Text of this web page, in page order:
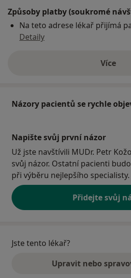
Způsoby platby (soukromé
Na teto adrese lékař přijímá
Detaily
Více
o
Názory pacientů se rychle
Napište svůj první názor
Už jste navštívili MUDr. Petr
svůj názor. Ostatní pacienti
při výběru nejlepšího specialisty.
Přidejte svůj
Jste tento lékař?
Upravit nebo